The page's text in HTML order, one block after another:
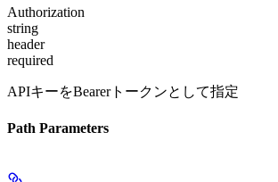
Authorization
string
header
required
APIキーをBearerトークンとして指定
Path Parameters